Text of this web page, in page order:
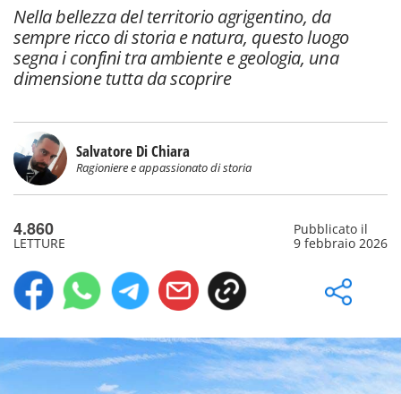
Nella bellezza del territorio agrigentino, da
sempre ricco di storia e natura, questo luogo
segna i confini tra ambiente e geologia, una
dimensione tutta da scoprire
Salvatore Di Chiara
Ragioniere e appassionato di storia
4.860
LETTURE
Pubblicato il
9 febbraio 2026